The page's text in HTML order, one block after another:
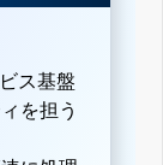
ス基盤
を担う